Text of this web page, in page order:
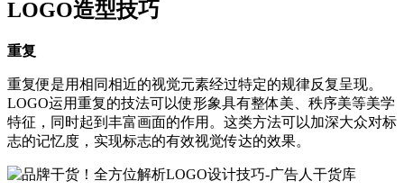
LOGO造型技巧
重复
重复便是用相同相近的视觉元素经过特定的规律反复呈现。
LOGO运用重复的技法可以使形象具有整体美、秩序美等美学
特征，同时起到丰富画面的作用。这类方法可以加深大众对标
志的记忆度，实现标志的有效视觉传达的效果。